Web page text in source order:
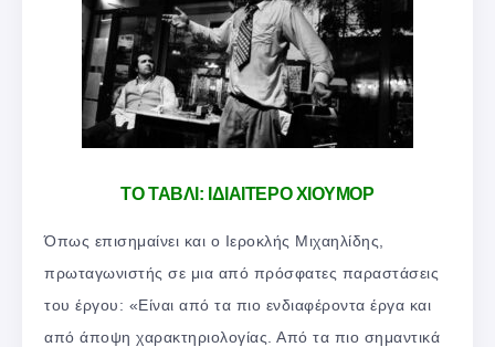
ΤΟ ΤΑΒΛΙ: ΙΔΙΑΙΤΕΡΟ ΧΙΟΥΜΟΡ
Όπως επισημαίνει και ο Ιεροκλής Μιχαηλίδης,
πρωταγωνιστής σε μια από πρόσφατες παραστάσεις
του έργου: «Είναι από τα πιο ενδιαφέροντα έργα και
από άποψη χαρακτηριολογίας. Από τα πιο σημαντικά